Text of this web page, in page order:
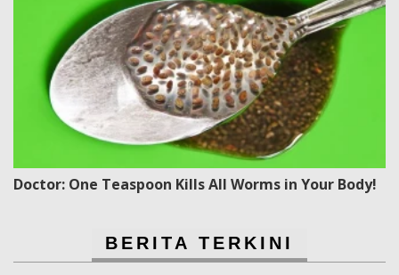
Doctor: One Teaspoon Kills All Worms in Your Body!
BERITA TERKINI